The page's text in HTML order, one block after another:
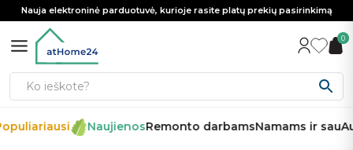
Nauja elektroninė parduotuvė, kurioje rasite platų prekių pasirinkimą
0
NaujienosRemonto darbamsNamams ir sau